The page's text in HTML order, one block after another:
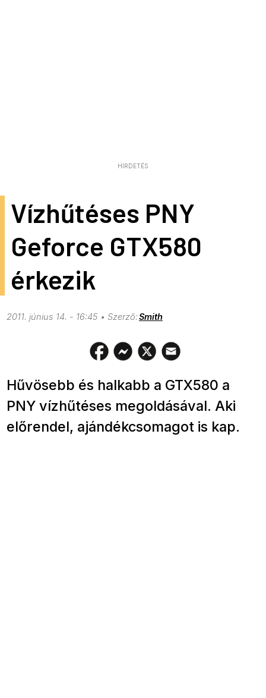
HIRDETÉS
Vízhűtéses PNY
Geforce GTX580
érkezik
2011. június 14. - 16:45 Smith
Hűvösebb és halkabb a GTX580 a
PNY vízhűtéses megoldásával. Aki
előrendel, ajándékcsomagot is kap.